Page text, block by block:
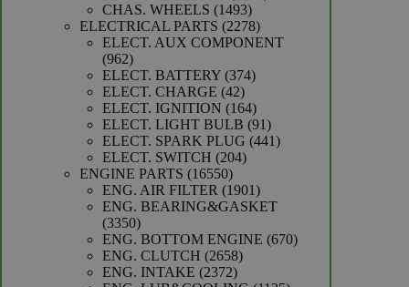
CHAS. WHEELS 14931493
producten
ELECTRICAL PARTS 22782278
producten
ELECT. AUX COMPONENT
962962
producten
ELECT. BATTERY 374374
ELECT. CHARGE 4242
producten
ELECT. IGNITION 164164
producten
ELECT. LIGHT BULB 9191
producten
ELECT. SPARK PLUG 441441
ELECT. SWITCH 204204
ENGINE PARTS 1655016550
producten
ENG. AIR FILTER 19011901
producten
ENG. BEARING&GASKET
33503350
producten
ENG. BOTTOM ENGINE 670670
ENG. CLUTCH 26582658
ENG. INTAKE 23722372